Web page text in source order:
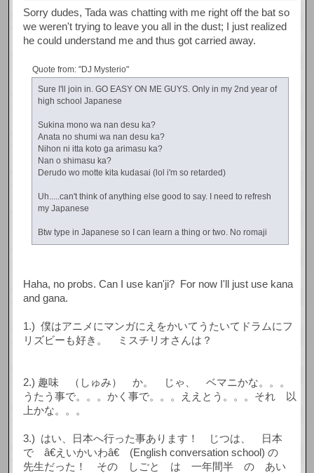
Sorry dudes, Tada was chatting with me right off the bat so
we weren't trying to leave you all in the dust; I just realized
he could understand me and thus got carried away.
Quote from: "DJ Mysterio"
Sure I'll join in. GO EASY ON ME GUYS. Only in my 2nd year of
high school Japanese
Sukina mono wa nan desu ka?
Anata no shumi wa nan desu ka?
Nihon ni itta koto ga arimasu ka?
Nan o shimasu ka?
Derudo wo motte kita kudasai (lol i'm so retarded)
Uh.....can't think of anything else good to say. I need to refresh
my Japanese
Btw type in Japanese so I can learn a thing or two. No romaji
Haha, no probs. Can I use kan'ji? For now I'll just use kana
and gana.
1.) 僕はアニメにマンガにえをかいてうたいてドラムにフ
リズビーも好き。 ミスチリオさんは？
2.) 趣味 （しゅみ） か。 じゃ、 ベマニかな。。。
うたう事で。。。かく事で。。。ええとう。。。それ 以
上かな。。。
3.) はい、日本へ行った事あります！ じつは、 日本
で â€えいかいわâ€ (English conversation school) の
先生だった！ その しごと は 一年間半 の あい